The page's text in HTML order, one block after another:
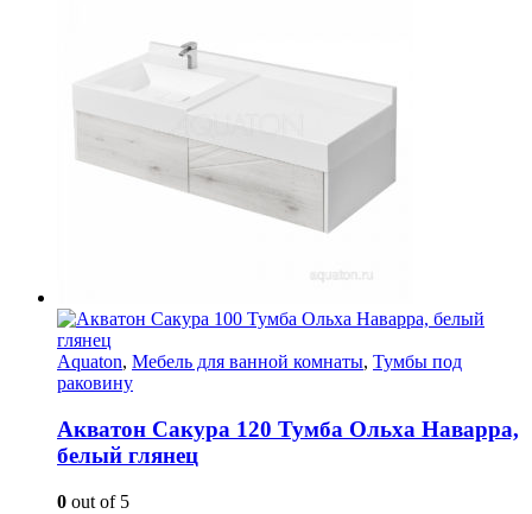
Aquaton, Мебель для ванной комнаты, Тумбы под
раковину
Акватон Сакура 120 Тумба Ольха Наварра,
белый глянец
0 out of 5